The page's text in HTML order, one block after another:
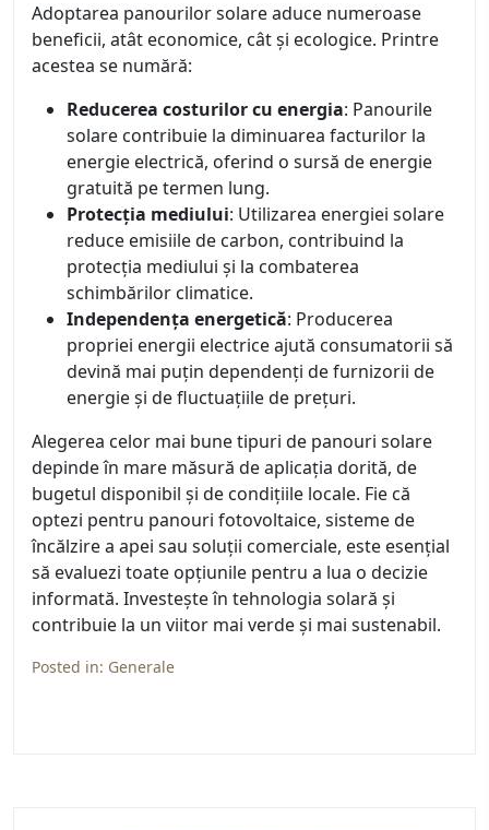
Adoptarea panourilor solare aduce numeroase
beneficii, atât economice, cât și ecologice. Printre
acestea se numără:
Reducerea costurilor cu energia: Panourile
solare contribuie la diminuarea facturilor la
energie electrică, oferind o sursă de energie
gratuită pe termen lung.
Protecția mediului: Utilizarea energiei solare
reduce emisiile de carbon, contribuind la
protecția mediului și la combaterea
schimbărilor climatice.
Independența energetică: Producerea
propriei energii electrice ajută consumatorii să
devină mai puțin dependenți de furnizorii de
energie și de fluctuațiile de prețuri.
Alegerea celor mai bune tipuri de panouri solare
depinde în mare măsură de aplicația dorită, de
bugetul disponibil și de condițiile locale. Fie că
optezi pentru panouri fotovoltaice, sisteme de
încălzire a apei sau soluții comerciale, este esențial
să evaluezi toate opțiunile pentru a lua o decizie
informată. Investește în tehnologia solară și
contribuie la un viitor mai verde și mai sustenabil.
Posted in: Generale